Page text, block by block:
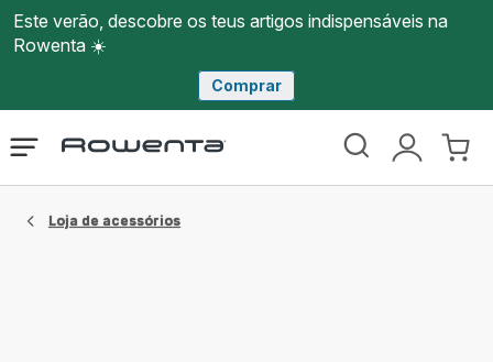
Este verão, descobre os teus artigos indispensáveis na
Rowenta ☀️
Comprar
Página
Rowenta
O
Abrir
Loja de acessórios​